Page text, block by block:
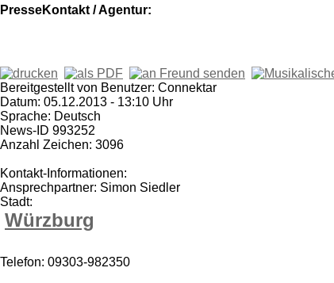
PresseKontakt / Agentur:
Bereitgestellt von Benutzer: Connektar
Datum: 05.12.2013 - 13:10 Uhr
Sprache: Deutsch
News-ID 993252
Anzahl Zeichen: 3096
Kontakt-Informationen:
Ansprechpartner: Simon Siedler
Stadt:
Würzburg
Telefon: 09303-982350